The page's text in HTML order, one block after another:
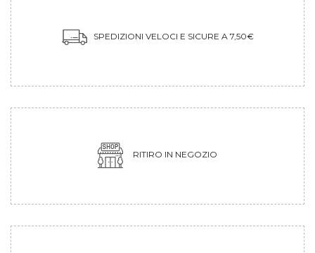
SPEDIZIONI VELOCI E SICURE A 7,50€
RITIRO IN NEGOZIO